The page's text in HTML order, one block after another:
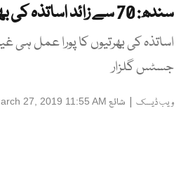
سندھ: 70 سے زائد اساتذہ کی بھرتی غیر قانونی قرار
اساتذہ کی بھرتیوں کا پورا عمل ہی
جسٹس گلزار
ویب ڈیسک | شائع 27, 2019 11:55 AM